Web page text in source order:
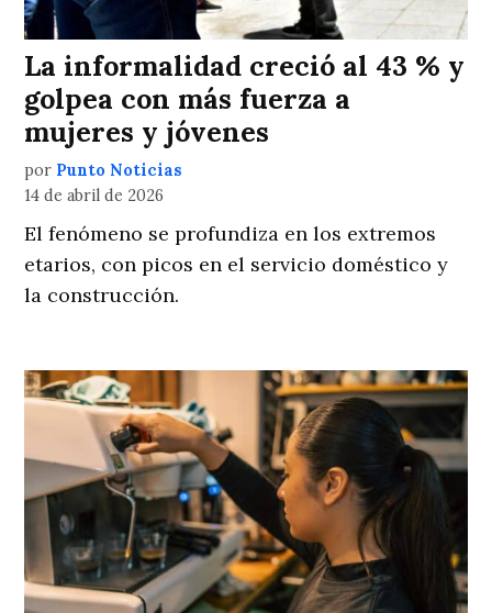
La informalidad creció al 43 % y
golpea con más fuerza a
mujeres y jóvenes
por Punto Noticias
14 de abril de 2026
El fenómeno se profundiza en los extremos
etarios, con picos en el servicio doméstico y
la construcción.